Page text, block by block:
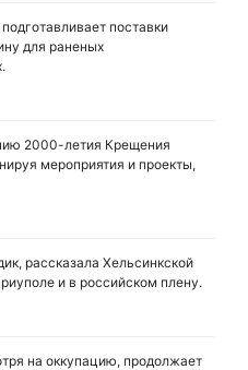
поставки
для раненых
2000-летия Крещения
мероприятия и проекты,
рассказала Хельсинкской
и в российском плену.
на оккупацию, продолжает